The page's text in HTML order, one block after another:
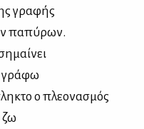
γρα­φής
πα­πύ­ρων.
γρά­φω
ο πλε­ο­να­σμός
ζω